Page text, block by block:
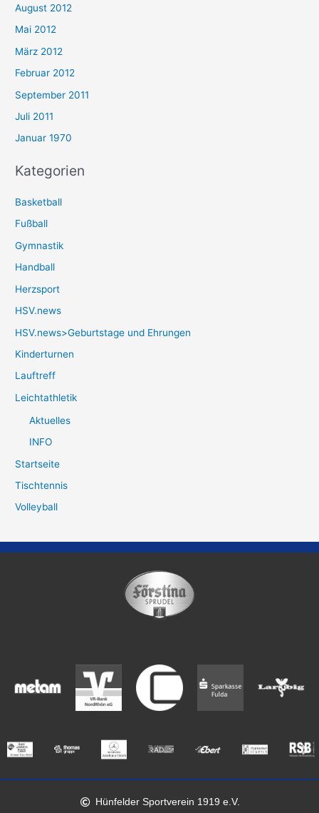
August 2012
Mai 2012
März 2012
Februar 2012
September 2011
Juli 2011
Januar 1970
Kategorien
Basketball
Fußball
Gymnastik
Handball
Herzsport
HSV.news
HSV.news>Geburtstage und Ehrungen
Kinderturnen
Lauftreff
Leichtathletik
Aktuelles
INFO
Startseite
Tischtennis
Volleyball
Hünfelder Sportverein 1919 e.V.